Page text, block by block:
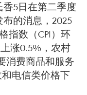
5日在第二季度
的消息，2025
指数（CPI）环
涨0.5%，农村
消费商品和服务
电信类价格下